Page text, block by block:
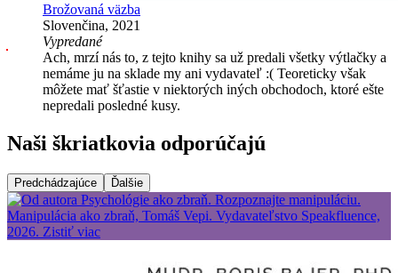
Brožovaná väzba
Slovenčina, 2021
Vypredané
Ach, mrzí nás to, z tejto knihy sa už predali všetky výtlačky a
nemáme ju na sklade my ani vydavateľ :( Teoreticky však
môžete mať šťastie v niektorých iných obchodoch, ktoré ešte
nepredali posledné kusy.
Naši škriatkovia odporúčajú
Predchádzajúce Ďalšie